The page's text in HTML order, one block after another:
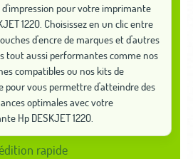
pour votre imprimante
1220. Choisissez en un clic entre
d'encre de marques et d'autres
tout aussi performantes comme nos
compatibles ou nos kits de
pour vous permettre d'atteindre des
optimales avec votre
Hp DESKJET 1220.
rapide